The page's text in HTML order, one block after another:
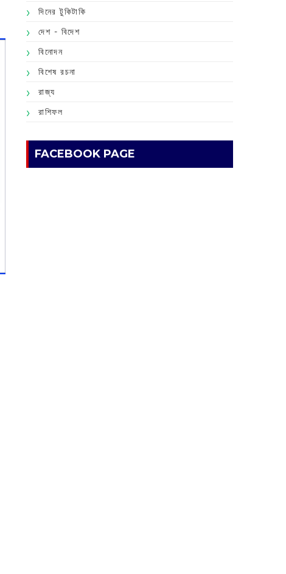
দিনের টুকিটাকি
দেশ - বিদেশ
বিনোদন
বিশেষ রচনা
রাজ্য
রাশিফল
FACEBOOK PAGE